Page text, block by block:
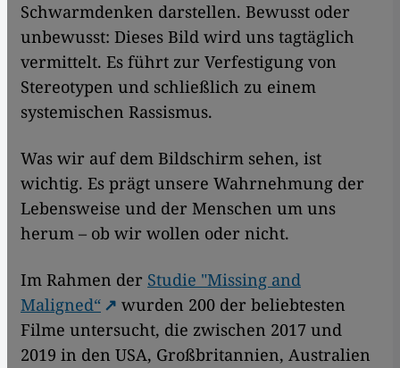
Schwarmdenken darstellen. Bewusst oder
unbewusst: Dieses Bild wird uns tagtäglich
vermittelt. Es führt zur Verfestigung von
Stereotypen und schließlich zu einem
systemischen Rassismus.
Was wir auf dem Bildschirm sehen, ist
wichtig. Es prägt unsere Wahrnehmung der
Lebensweise und der Menschen um uns
herum – ob wir wollen oder nicht.
Im Rahmen der Studie "Missing and
Maligned“
wurden 200 der beliebtesten
Filme untersucht, die zwischen 2017 und
2019 in den USA, Großbritannien, Australien